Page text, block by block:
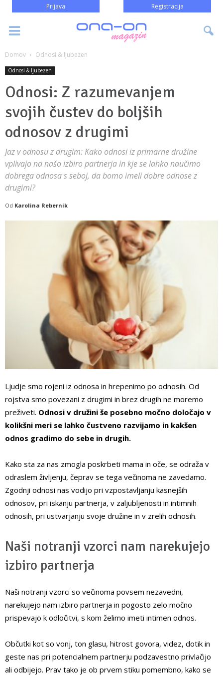
Prijava Registracija
Domov Odnosi & ljubezen
Odnosi & ljubezen
Odnosi: Z razumevanjem
svojih čustev do boljših
odnosov z drugimi
Jaz v odnosu z drugim: Kako odnosi iz primarne družine
vplivajo na našo izbiro partnerja in kje se lahko naučimo
dobrega odnosa s seboj, da bomo imeli dobre odnose z
drugimi?
Od Karolina Rebernik
Ljudje smo rojeni iz odnosa in hrepenimo po odnosih. Od
rojstva smo povezani z drugimi in brez drugih ne moremo
preživeti. Odnosi v družini še posebno močno določajo v
kolikšni meri se lahko čustveno razvijamo in kakšen
odnos gradimo do sebe in drugih.
Kako sta za nas zmogla poskrbeti mama in oče, se odraža v
odraslem življenju, čeprav se tega večinoma ne zavedamo.
Zgodnji odnosi nas vodijo pri vzpostavljanju kasnejših
odnosov, pri iskanju partnerja, v zaljubljenosti in intimnih
odnosih, pri ustvarjanju svoje družine in v zrelih odnosih.
Naši notranji vzorci nam narekujejo
izbiro partnerja
Naši notranji vzorci so večinoma povsem nezavedni,
narekujejo nam izbiro partnerja in pogosto zelo močno
prispevajo k odločitvi, s kom želimo imeti intimen odnos.
Občutki kot so vonj, ton glasu, hitrost govora, videz, dotik in
geste nas pri potencialnem partnerju podzavestno privlačijo
ali odbijejo. Prav tako je ob prvem stiku pomembno, kako se